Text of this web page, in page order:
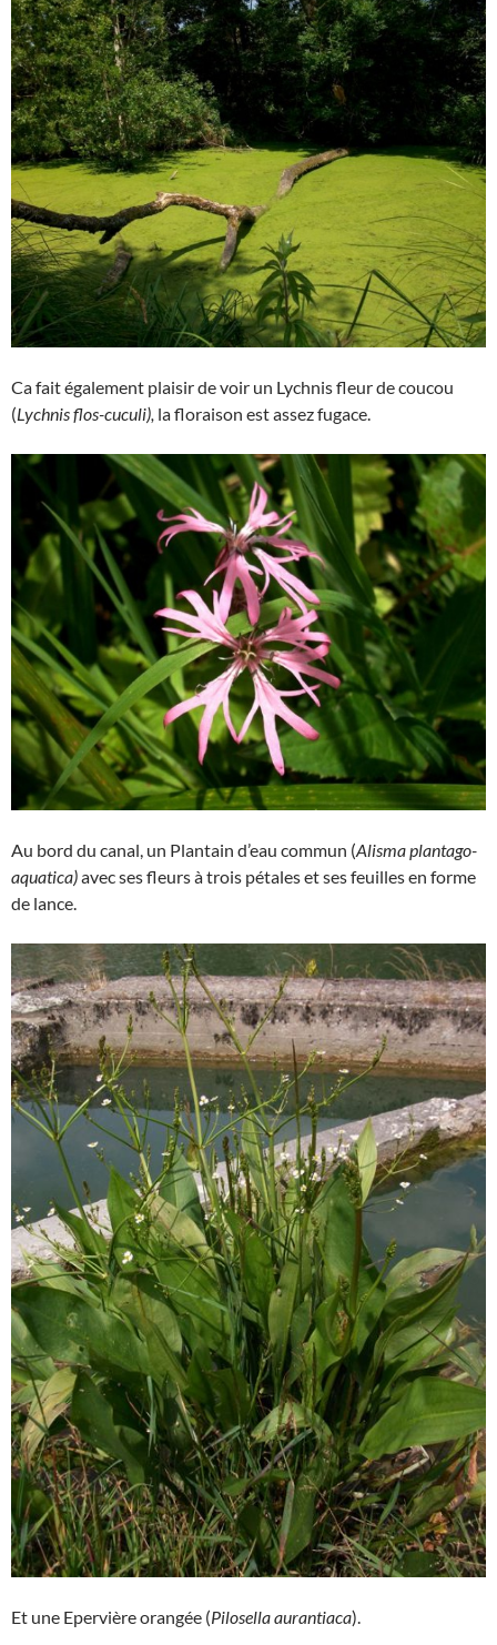
Ca fait également plaisir de voir un Lychnis fleur de coucou
(Lychnis flos-cuculi), la floraison est assez fugace.
Au bord du canal, un Plantain d’eau commun (Alisma plantago-
aquatica)avec ses fleurs à trois pétales et ses feuilles en forme
de lance.
Et une Epervière orangée (Pilosella aurantiaca).